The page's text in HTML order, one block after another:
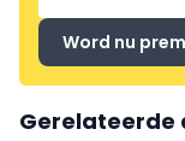
Word nu
Gerelateerde